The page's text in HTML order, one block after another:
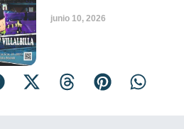
junio 10, 2026